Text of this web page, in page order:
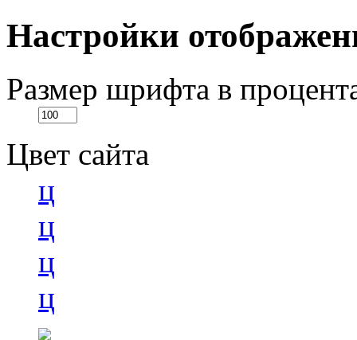
Настройки
Размер шрифта в
Цвет сайта
ц
ц
ц
ц